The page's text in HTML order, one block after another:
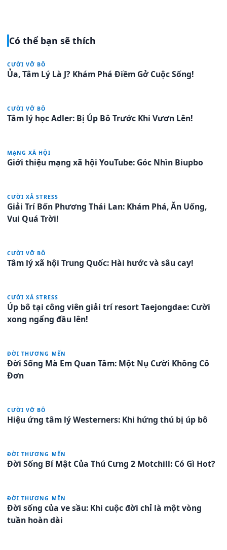
Có thể bạn sẽ thích
CƯỜI VỠ BÔ
Ủa, Tâm Lý Là J? Khám Phá Điềm Gở Cuộc Sống!
CƯỜI VỠ BÔ
Tâm lý học Adler: Bị Úp Bô Trước Khi Vươn Lên!
MẠNG XÃ HỘI
Giới thiệu mạng xã hội YouTube: Góc Nhìn Biupbo
CƯỜI XẢ STRESS
Giải Trí Bốn Phương Thái Lan: Khám Phá, Ăn Uống,
Vui Quá Trời!
CƯỜI VỠ BÔ
Tâm lý xã hội Trung Quốc: Hài hước và sâu cay!
CƯỜI XẢ STRESS
Úp bô tại công viên giải trí resort Taejongdae: Cười
xong ngẩng đầu lên!
ĐỜI THƯƠNG MẾN
Đời Sống Mà Em Quan Tâm: Một Nụ Cười Không Cô
Đơn
CƯỜI VỠ BÔ
Hiệu ứng tâm lý Westerners: Khi hứng thú bị úp bô
ĐỜI THƯƠNG MẾN
Đời Sống Bí Mật Của Thú Cưng 2 Motchill: Có Gì Hot?
ĐỜI THƯƠNG MẾN
Đời sống của ve sầu: Khi cuộc đời chỉ là một vòng
tuần hoàn dài